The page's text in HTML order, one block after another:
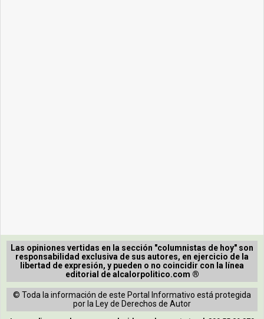
Las opiniones vertidas en la sección "columnistas de hoy" son
responsabilidad exclusiva de sus autores, en ejercicio de la
libertad de expresión, y pueden o no coincidir con la línea
editorial de alcalorpolitico.com ®
© Toda la información de este Portal Informativo está protegida
por la Ley de Derechos de Autor